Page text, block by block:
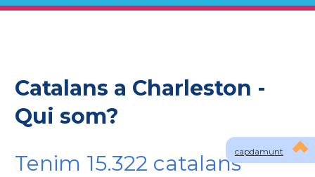
capdamunt
Catalans a Charleston -
Qui som?
Tenim 15.322 catalans